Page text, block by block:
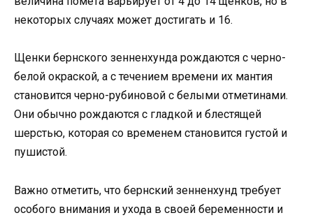
некоторых случаях может достигать и 16.
Щенки бернского зенненхунда рождаются с черно-
белой окраской, а с течением времени их мантия
становится черно-рубиновой с белыми отметинами.
Они обычно рождаются с гладкой и блестящей
шерстью, которая со временем становится густой и
пушистой.
Важно отметить, что бернский зенненхунд требует
особого внимания и ухода в своей беременности и